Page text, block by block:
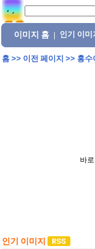
이미지 홈 인기 이미
홈>> 이전 페이지 >> 홍수
바
인기 이미지